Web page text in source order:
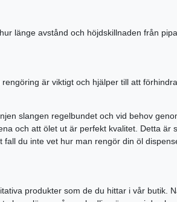
länge avstånd och höjdskillnaden från
är viktigt och hjälper till att
slangen regelbundet och vid behov
och att ölet ut är perfekt kvalitet. Detta är
du inte vet hur man rengör din öl
produkter som de du hittar i vår butik.